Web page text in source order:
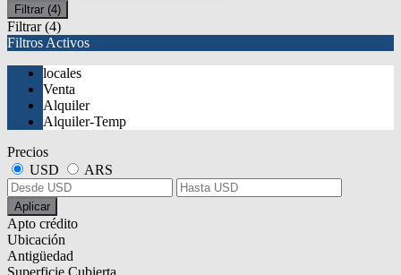
Filtrar (4)
Filtrar (4)
Filtros Activos
locales
Venta
Alquiler
Alquiler-Temp
Precios
USD
ARS
Aplicar
Apto crédito
Ubicación
Antigüedad